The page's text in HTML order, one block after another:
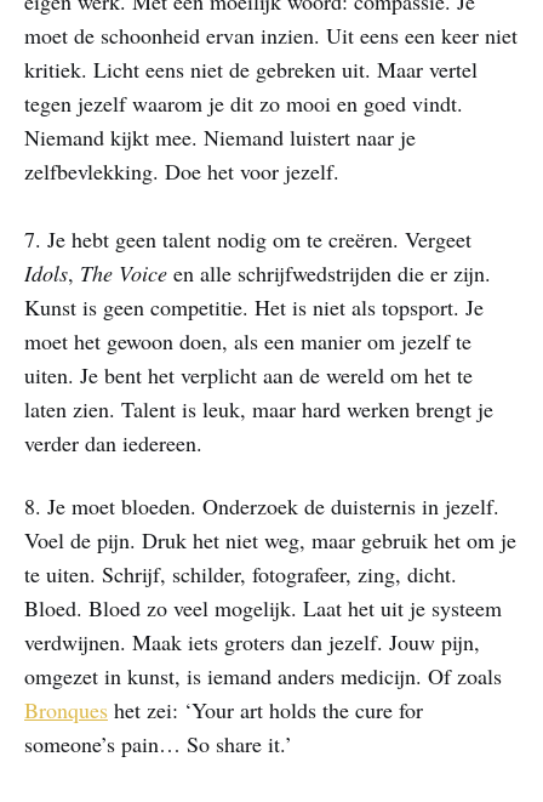
moet de schoonheid ervan inzien. Uit eens een keer niet
kritiek. Licht eens niet de gebreken uit. Maar vertel
tegen jezelf waarom je dit zo mooi en goed vindt.
Niemand kijkt mee. Niemand luistert naar je
zelfbevlekking. Doe het voor jezelf.
​7. Je hebt geen talent nodig om te creëren. Vergeet
Idols, The Voice en alle schrijfwedstrijden die er zijn.
Kunst is geen competitie. Het is niet als topsport. Je
moet het gewoon doen, als een manier om jezelf te
uiten. Je bent het verplicht aan de wereld om het te
laten zien. Talent is leuk, maar hard werken brengt je
verder dan iedereen.
8. Je moet bloeden. Onderzoek de duisternis in jezelf.
Voel de pijn. Druk het niet weg, maar gebruik het om je
te uiten. Schrijf, schilder, fotografeer, zing, dicht.
Bloed. Bloed zo veel mogelijk. Laat het uit je systeem
verdwijnen. Maak iets groters dan jezelf. Jouw pijn,
omgezet in kunst, is iemand anders medicijn. Of zoals
Bronques het zei: ‘Your art holds the cure for
someone’s pain… So share it.’